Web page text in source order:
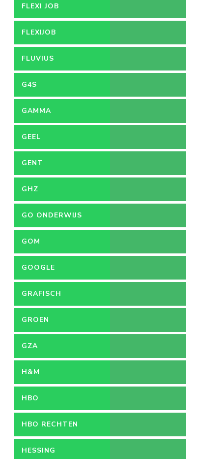
FLEXI JOB
FLEXIJOB
FLUVIUS
G4S
GAMMA
GEEL
GENT
GHZ
GO ONDERWIJS
GOM
GOOGLE
GRAFISCH
ONTWERPER
GROEN
GZA
H&M
HBO
HBO RECHTEN
HESSING